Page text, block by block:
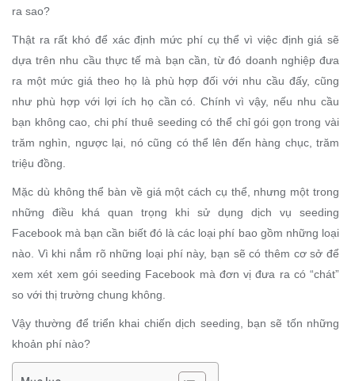
ra sao?
Thật ra rất khó để xác định mức phí cụ thể vì việc định giá sẽ
dựa trên nhu cầu thực tế mà bạn cần, từ đó doanh nghiệp đưa
ra một mức giá theo họ là phù hợp đối với nhu cầu đấy, cũng
như phù hợp với lợi ích họ cần có. Chính vì vậy, nếu nhu cầu
bạn không cao, chi phí thuê seeding có thể chỉ gói gọn trong vài
trăm nghìn, ngược lại, nó cũng có thể lên đến hàng chục, trăm
triệu đồng.
Mặc dù không thể bàn về giá một cách cụ thể, nhưng một trong
những điều khá quan trọng khi sử dụng dịch vụ seeding
Facebook mà bạn cần biết đó là các loại phí bao gồm những loại
nào. Vì khi nắm rõ những loại phí này, bạn sẽ có thêm cơ sở để
xem xét xem gói seeding Facebook mà đơn vị đưa ra có “chát”
so với thị trường chung không.
Vậy thường để triển khai chiến dịch seeding, bạn sẽ tốn những
khoản phí nào?